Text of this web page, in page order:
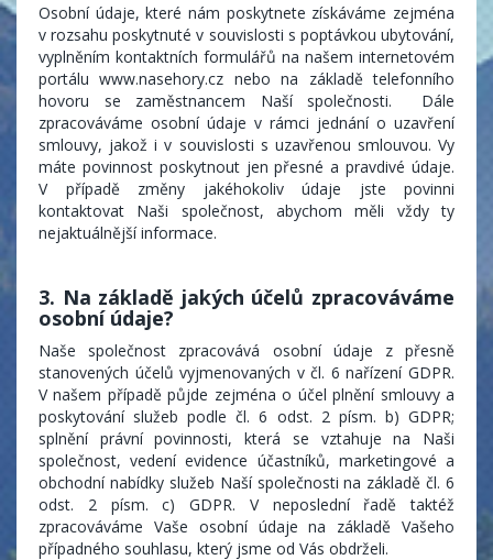
Osobní údaje, které nám poskytnete získáváme zejména
v rozsahu poskytnuté v souvislosti s poptávkou ubytování,
vyplněním kontaktních formulářů na našem internetovém
portálu www.nasehory.cz nebo na základě telefonního
hovoru se zaměstnancem Naší společnosti. Dále
zpracováváme osobní údaje v rámci jednání o uzavření
smlouvy, jakož i v souvislosti s uzavřenou smlouvou. Vy
máte povinnost poskytnout jen přesné a pravdivé údaje.
V případě změny jakéhokoliv údaje jste povinni
kontaktovat Naši společnost, abychom měli vždy ty
nejaktuálnější informace.
3. Na základě jakých účelů zpracováváme
osobní údaje?
Naše společnost zpracovává osobní údaje z přesně
stanovených účelů vyjmenovaných v čl. 6 nařízení GDPR.
V našem případě půjde zejména o účel plnění smlouvy a
poskytování služeb podle čl. 6 odst. 2 písm. b) GDPR;
splnění právní povinnosti, která se vztahuje na Naši
společnost, vedení evidence účastníků, marketingové a
obchodní nabídky služeb Naší společnosti na základě čl. 6
odst. 2 písm. c) GDPR. V neposlední řadě taktéž
zpracováváme Vaše osobní údaje na základě Vašeho
případného souhlasu, který jsme od Vás obdrželi.